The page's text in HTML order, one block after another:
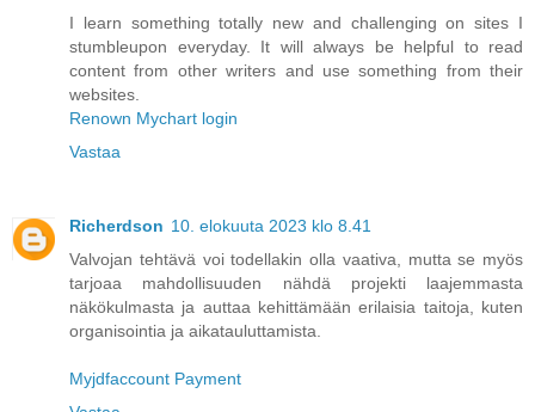
I learn something totally new and challenging on sites I
stumbleupon everyday. It will always be helpful to read
content from other writers and use something from their
websites.
Renown Mychart login
Vastaa
Richerdson 10. elokuuta 2023 klo 8.41
Valvojan tehtävä voi todellakin olla vaativa, mutta se myös
tarjoaa mahdollisuuden nähdä projekti laajemmasta
näkökulmasta ja auttaa kehittämään erilaisia taitoja, kuten
organisointia ja aikatauluttamista.
Myjdfaccount Payment